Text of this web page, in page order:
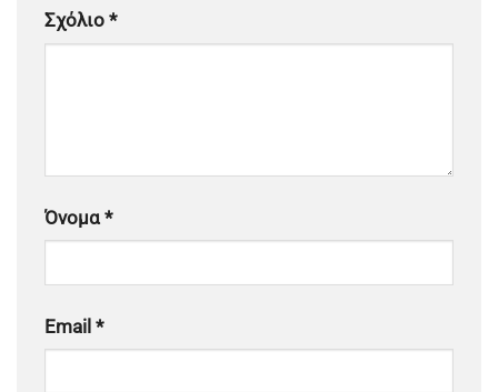
Σχόλιο *
Όνομα *
Email *